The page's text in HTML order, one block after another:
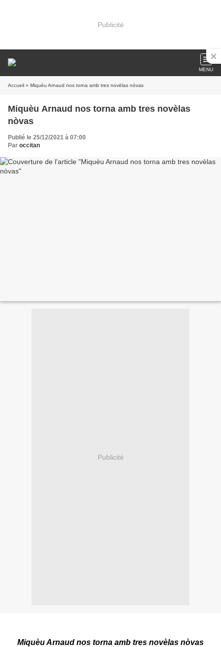
Publicité
MENU
Accueil » Miquèu Arnaud nos torna amb tres novèlas nòvas
Miquèu Arnaud nos torna amb tres novèlas
nòvas
Publié le 25/12/2021 à 07:00
Par occitan
Publicité
Miquèu Arnaud nos torna amb tres novèlas nòvas